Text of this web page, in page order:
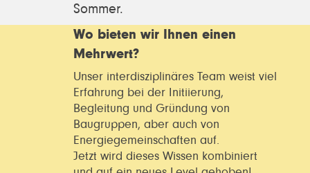
Sommer.
Wo bieten wir Ihnen einen
Mehrwert?
Unser interdisziplinäres Team weist viel
Erfahrung bei der Initiierung,
Begleitung und Gründung von
Baugruppen, aber auch von
Energiegemeinschaften auf.
Jetzt wird dieses Wissen kombiniert